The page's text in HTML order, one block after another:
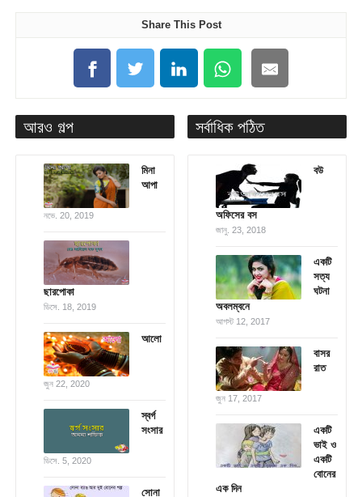
Share This Post
আরও গল্প
মিনা
আপা
নভে. 20, 2019
ছারপোকা
ডিসে. 18, 2019
আলো
জুন 22, 2020
স্বর্গ
সংসার
ডিসে. 5, 2020
সোনা
সর্বাধিক পঠিত
বউ
অফিসের বস
জানু. 23, 2018
একটি
সত্য
ঘটনা
অবলম্বনে
আগস্ট 12, 2017
বাসর
রাত
জুন 17, 2017
একটি
ভাই ও
একটি
বোনের
এক দিন